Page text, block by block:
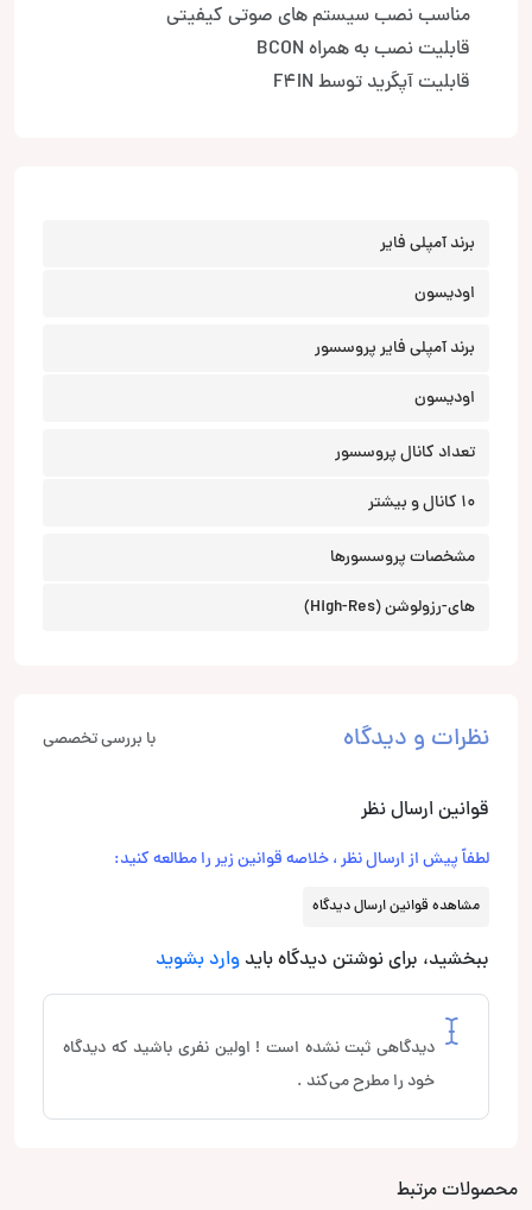
مناسب نصب سیستم های صوتی کیفیتی
قابلیت نصب به همراه BCON
قابلیت آپگرید توسط F4IN
برند آمپلی فایر
اودیسون
برند آمپلی فایر پروسسور
اودیسون
تعداد کانال‌ پروسسور
10 کانال و بیشتر
مشخصات پروسسورها
های-رزولوشن (High-Res)
نظرات و دیدگاه با بررسی تخصصی
قوانین ارسال نظر
لطفاً پیش از ارسال نظر ، خلاصه قوانین زیر را مطالعه کنید:
مشاهده قوانین ارسال دیدگاه
ببخشید، برای نوشتن دیدگاه باید وارد بشوید
دیدگاهی ثبت نشده است ! اولین نفری باشید که دیدگاه
خود را مطرح می‌کند .
محصولات مرتبط